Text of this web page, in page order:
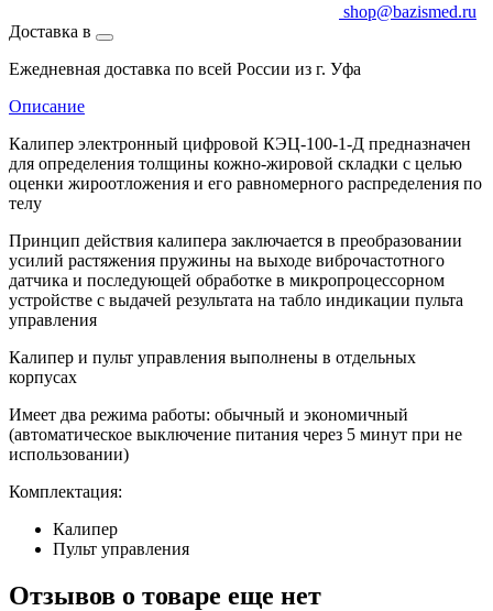
shop@bazismed.ru
Доставка в
Ежедневная доставка по всей России из г. Уфа
Описание
Калипер электронный цифровой КЭЦ-100-1-Д предназначен
для определения толщины кожно-жировой складки с целью
оценки жироотложения и его равномерного распределения по
телу
Принцип действия калипера заключается в преобразовании
усилий растяжения пружины на выходе виброчастотного
датчика и последующей обработке в микропроцессорном
устройстве с выдачей результата на табло индикации пульта
управления
Калипер и пульт управления выполнены в отдельных
корпусах
Имеет два режима работы: обычный и экономичный
(автоматическое выключение питания через 5 минут при не
использовании)
Комплектация:
Калипер
Пульт управления
Отзывов о товаре еще нет